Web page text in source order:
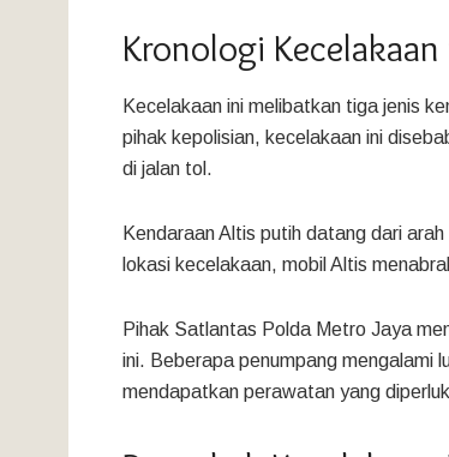
Kronologi
Kecelakaan ini melibatkan tiga jenis
pihak kepolisian, kecelakaan ini
di jalan tol.
Kendaraan Altis putih datang dari
lokasi kecelakaan, mobil Altis
Pihak Satlantas Polda Metro Jaya
ini. Beberapa penumpang mengalami
mendapatkan perawatan yang